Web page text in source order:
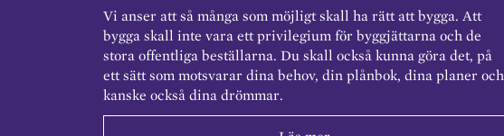
Vi anser att så många som möjligt skall ha rätt att bygga. Att
bygga skall inte vara ett privilegium för byggjättarna och de
stora offentliga beställarna. Du skall också kunna göra det, på
ett sätt som motsvarar dina behov, din plånbok, dina planer och
kanske också dina drömmar.